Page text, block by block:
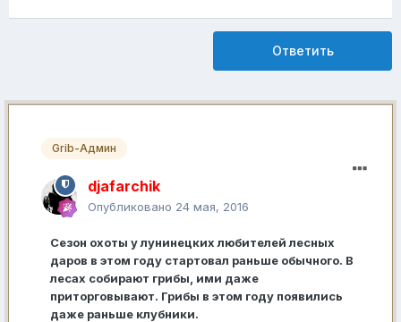
Ответить
Grib-Админ
djafarchik
Опубликовано 24 мая, 2016
Сезон охоты у лунинецких любителей лесных
даров в этом году стартовал раньше обычного. В
лесах собирают грибы, ими даже
приторговывают. Грибы в этом году появились
даже раньше клубники.